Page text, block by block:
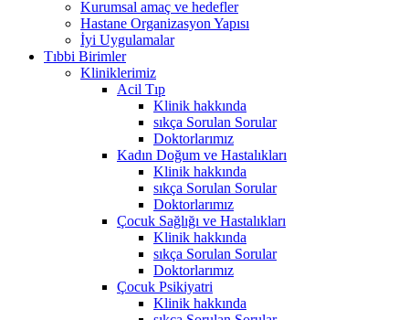
Kurumsal amaç ve hedefler
Hastane Organizasyon Yapısı
İyi Uygulamalar
Tıbbi Birimler
Kliniklerimiz
Acil Tıp
Klinik hakkında
sıkça Sorulan Sorular
Doktorlarımız
Kadın Doğum ve Hastalıkları
Klinik hakkında
sıkça Sorulan Sorular
Doktorlarımız
Çocuk Sağlığı ve Hastalıkları
Klinik hakkında
sıkça Sorulan Sorular
Doktorlarımız
Çocuk Psikiyatri
Klinik hakkında